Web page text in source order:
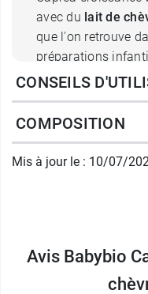
avec du lait de
que l'on retrouve
préparations
Lait de
en vitamines
Il contient donc de
croissance et un
CONSEILS
COMPOSITION
Mis à jour le : 10/07/
Avis Babybio